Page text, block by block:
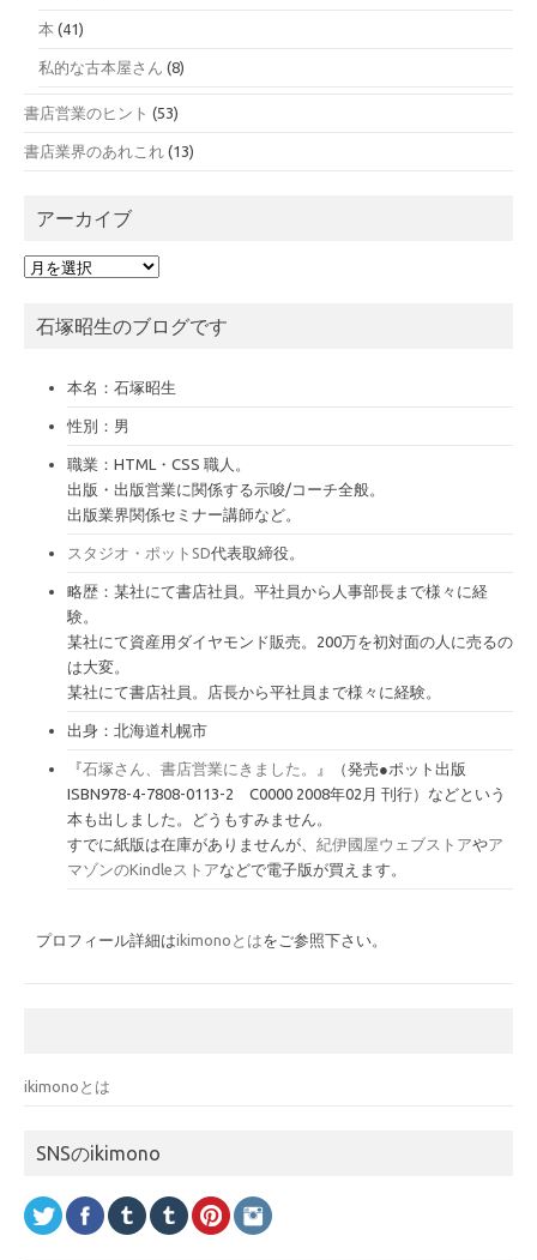
本 (41)
私的な古本屋さん (8)
書店営業のヒント (53)
書店業界のあれこれ (13)
アーカイブ
ア
イ石塚昭生のブログです
本名：石塚昭生
性別：男
職業：HTML・CSS 職人。
出版・出版営業に関係する示唆/コーチ全般。
出版業界関係セミナー講師など。
スタジオ・ポットSD代表取締役。
略歴：某社にて書店社員。平社員から人事部長まで様々に経
験。
某社にて資産用ダイヤモンド販売。200万を初対面の人に売るの
は大変。
某社にて書店社員。店長から平社員まで様々に経験。
出身：北海道札幌市
『石塚さん、書店営業にきました。
』（発売●ポット出版
ISBN978-4-7808-0113-2 C0000 2008年02月 刊行）などという
本も出しました。どうもすみません。
すでに紙版は在庫がありませんが、 紀伊國屋ウェブストアやア
マゾンのKindleストアなどで電子版が買えます。
プロフィール詳細はikimonoとはをご参照下さい。
ikimonoとは
SNSのikimono